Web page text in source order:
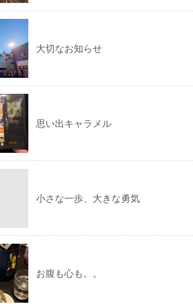
大切なお知らせ
思い出キャラメル
小さな一歩、大きな勇気
お腹も心も。。